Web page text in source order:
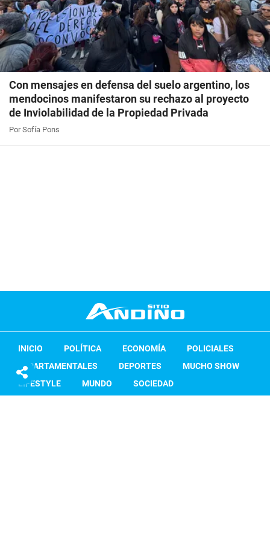
Con mensajes en defensa del suelo argentino, los
mendocinos manifestaron su rechazo al proyecto
de Inviolabilidad de la Propiedad Privada
Por Sofía Pons
INICIO POLÍTICA ECONOMÍA
POLICIALES
DEPARTAMENTALES
DEPORTES
MUCHO SHOW
LIFESTYLE
MUNDO SOCIEDAD